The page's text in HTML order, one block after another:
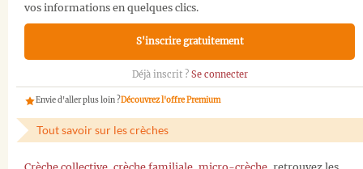
vos informations en quelques clics.
S'inscrire gratuitement
Déjà inscrit ? Se connecter
Envie d'aller plus loin ?Découvrez l'offre Premium
Tout savoir sur les crèches